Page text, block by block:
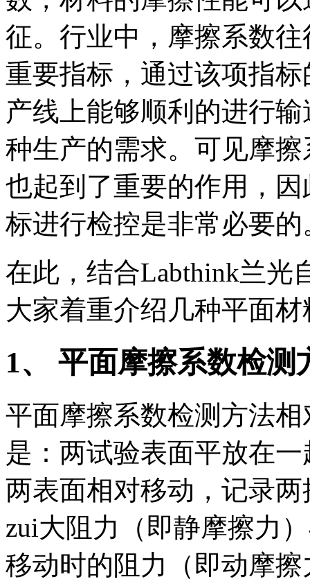
征。行业中，摩擦系数
重要指标，通过该项指
产线上能够顺利的进行
种生产的需求。可见摩
也起到了重要的作用，
标进行检控是非常必要的
在此，结合Labthink兰光
大家着重介绍几种平面
1、 平面摩擦系数检测
平面摩擦系数检测方法
是：两试验表面平放在
两表面相对移动，记录
zui大阻力（即静摩擦力
移动时的阻力（即动摩